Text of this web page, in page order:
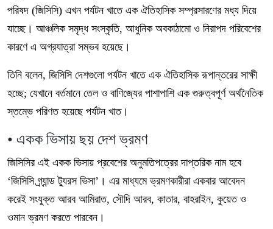
পরিষদ (জিসিসি) এখন পর্যটন খাতে এক ঐতিহাসিক সম্প্রসারণের মধ্য দিয়ে
যাচ্ছে। আঞ্চলিক সমৃদ্ধ সংস্কৃতি, আধুনিক অবকাঠামো ও নিরাপদ পরিবেশের
কারণে এ অগ্রযাত্রা সম্ভব হয়েছে।
তিনি বলেন, জিসিসি দেশগুলো পর্যটন খাতে এক ঐতিহাসিক রূপান্তরের সাক্ষী
হচ্ছে; যেখানে বর্তমানে তেল ও বাণিজ্যের পাশাপাশি এক গুরুত্বপূর্ণ অর্থনৈতিক
স্তম্ভে পরিণত হয়েছে পর্যটন খাত।
• একক ভিসায় ছয় দেশ ভ্রমণ
জিসিসির এই একক ভিসায় প্রবেশের অনুমতিপত্রের দাপ্তরিক নাম হবে
‘জিসিসি গ্র্যান্ড ট্যুরস ভিসা’। এর মাধ্যমে ভ্রমণকারীরা একবার আবেদন
করেই সংযুক্ত আরব আমিরাত, সৌদি আরব, কাতার, বাহরাইন, কুয়েত ও
ওমান ভ্রমণ করতে পারবেন।